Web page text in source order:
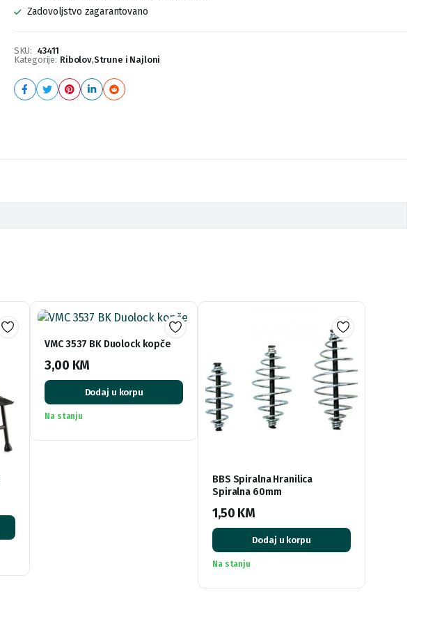
Zadovoljstvo zagarantovano
SKU: 43411
Kategorije: Ribolov,Strune i Najloni
VMC 3537 BK Duolock kopče
3,00 KM
Dodaj u korpu
Na stanju
BBS Spiralna Hranilica
Spiralna 60mm
1,50 KM
Dodaj u korpu
Na stanju